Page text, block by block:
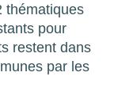
thématiques
pour
restent dans
par les